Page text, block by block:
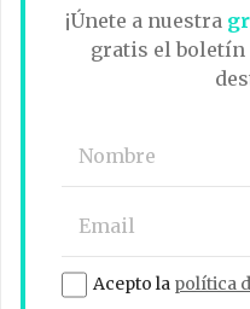
¡Únete a nuestra
gratis el boletín
Acepto la política